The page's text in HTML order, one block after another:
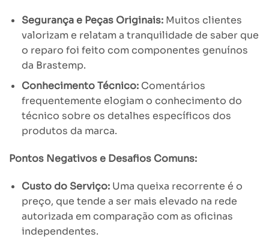
Segurança e Peças Originais:Muitos clientes
valorizam e relatam a tranquilidade de saber que
o reparo foi feito com componentes genuínos
da Brastemp.
Conhecimento Técnico:Comentários
frequentemente elogiam o conhecimento do
técnico sobre os detalhes específicos dos
produtos da marca.
Pontos Negativos e Desafios Comuns:
Custo do Serviço:Uma queixa recorrente é o
preço, que tende a ser mais elevado na rede
autorizada em comparação com as oficinas
independentes.